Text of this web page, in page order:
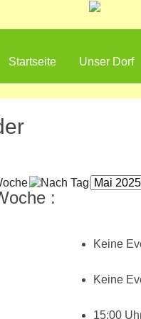
Startseite Unser Dorf
:
Keine
Keine
15:00